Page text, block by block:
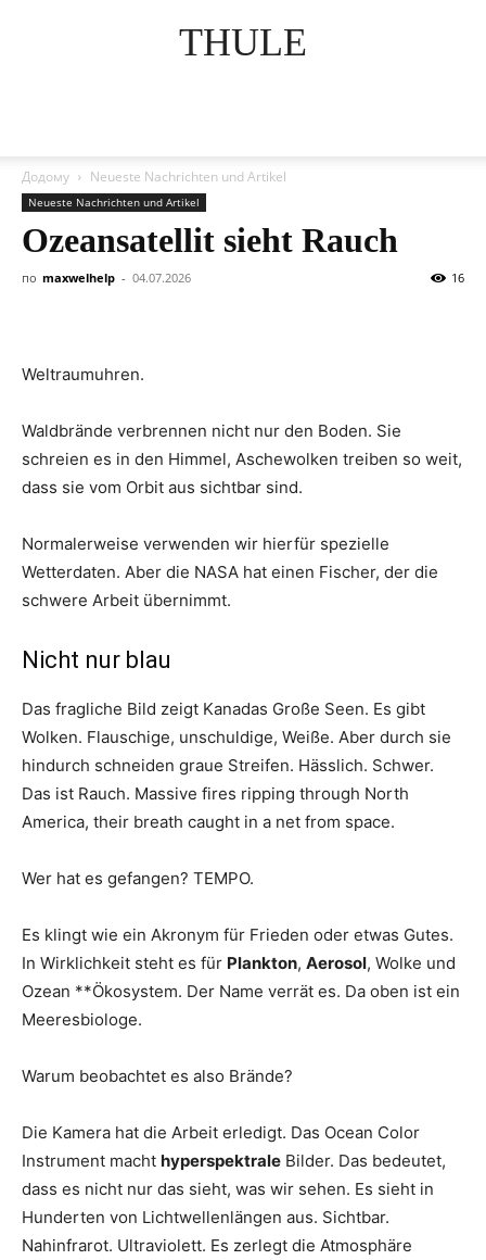
THULE
Додому Neueste Nachrichten und Artikel
Neueste Nachrichten und Artikel
Ozeansatellit sieht Rauch
по maxwelhelp - 04.07.2026 16
Weltraumuhren.
Waldbrände verbrennen nicht nur den Boden. Sie
schreien es in den Himmel, Aschewolken treiben so weit,
dass sie vom Orbit aus sichtbar sind.
Normalerweise verwenden wir hierfür spezielle
Wetterdaten. Aber die NASA hat einen Fischer, der die
schwere Arbeit übernimmt.
Nicht nur blau
Das fragliche Bild zeigt Kanadas Große Seen. Es gibt
Wolken. Flauschige, unschuldige, Weiße. Aber durch sie
hindurch schneiden graue Streifen. Hässlich. Schwer.
Das ist Rauch. Massive fires ripping through North
America, their breath caught in a net from space.
Wer hat es gefangen? TEMPO.
Es klingt wie ein Akronym für Frieden oder etwas Gutes.
In Wirklichkeit steht es für Plankton, Aerosol, Wolke und
Ozean **Ökosystem. Der Name verrät es. Da oben ist ein
Meeresbiologe.
Warum beobachtet es also Brände?
Die Kamera hat die Arbeit erledigt. Das Ocean Color
Instrument macht hyperspektrale Bilder. Das bedeutet,
dass es nicht nur das sieht, was wir sehen. Es sieht in
Hunderten von Lichtwellenlängen aus. Sichtbar.
Nahinfrarot. Ultraviolett. Es zerlegt die Atmosphäre